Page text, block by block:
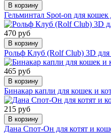
В корзину
Гельминтал Spot-on для
470 руб
В корзину
Рольф Клуб (Rolf Club) 3D
465 руб
В корзину
Бинакар капли для кошек и
215 руб
В корзину
Дана Спот-Он для котят и